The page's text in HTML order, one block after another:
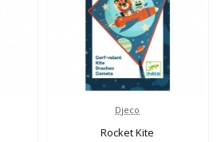
Djeco
Rocket Kite